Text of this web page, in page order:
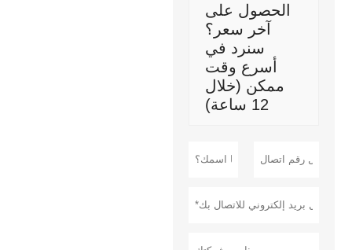
الحصول على
آخر سعر؟
سنرد في
أسرع وقت
ممكن (خلال
12 ساعة)